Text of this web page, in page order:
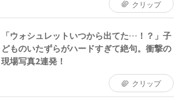
クリップ
「ウォシュレットいつから出てた…！？」子
どものいたずらがハードすぎて絶句。衝撃の
現場写真2連発！
クリップ